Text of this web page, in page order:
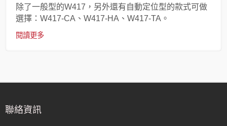
除了一般型的W417，另外還有自動定位型的款式可做
選擇：W417-CA、W417-HA、W417-TA。
閱讀更多
聯絡資訊